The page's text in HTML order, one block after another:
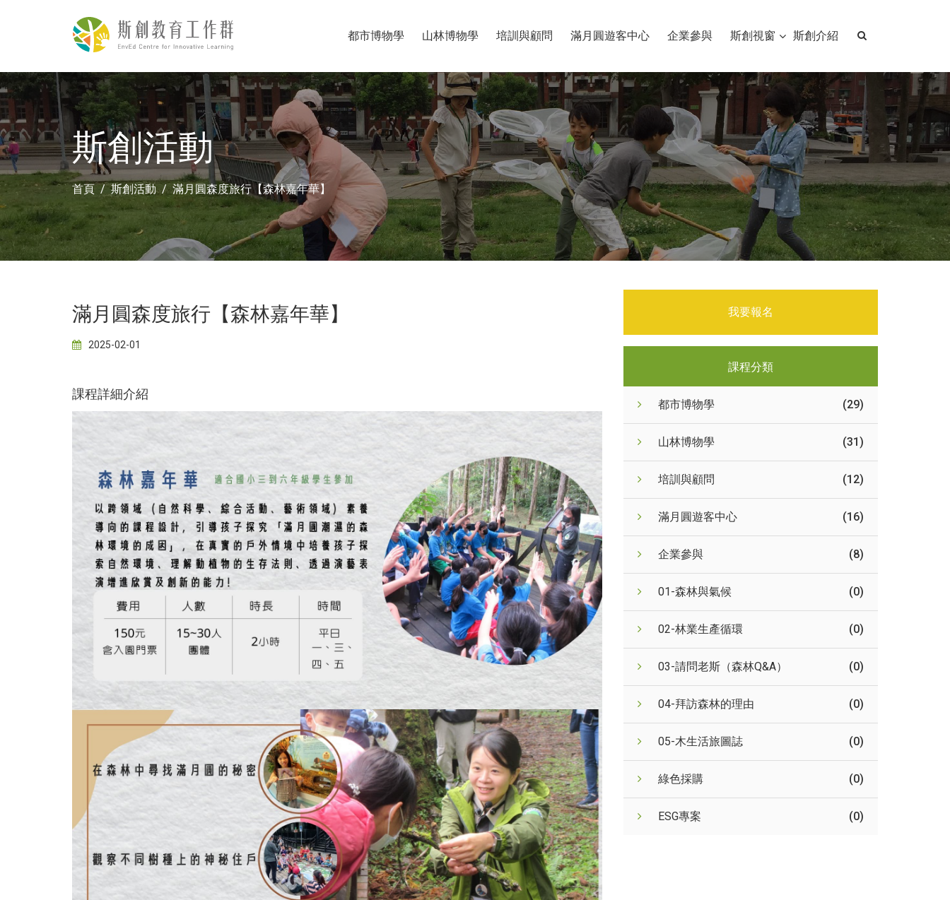
都市博物學 山林博物學 培訓與顧問 滿月圓遊客中心 企業參與 斯創視窗 斯創介紹
斯創活動
首頁 斯創活動 滿月圓森度旅行【森林嘉年華】
滿月圓森度旅行【森林嘉年華】
2025-02-01
課程詳細介紹
我要報名
課程分類
都市博物學 (29)
山林博物學 (31)
培訓與顧問 (12)
滿月圓遊客中心 (16)
企業參與 (8)
01-森林與氣候 (0)
02-林業生產循環 (0)
03-請問老斯（森林Q&A） (0)
04-拜訪森林的理由 (0)
05-木生活旅圖誌 (0)
綠色採購 (0)
ESG專案 (0)